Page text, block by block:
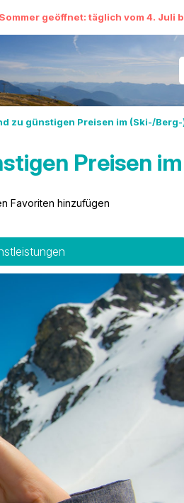
geöffnet: täglich vom 4. Juli
zu günstigen Preisen im (Ski-/
Preisen
Favoriten hinzufügen